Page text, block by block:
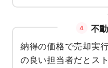
4
不
納得の価格で売却実
の良い担当者だとス